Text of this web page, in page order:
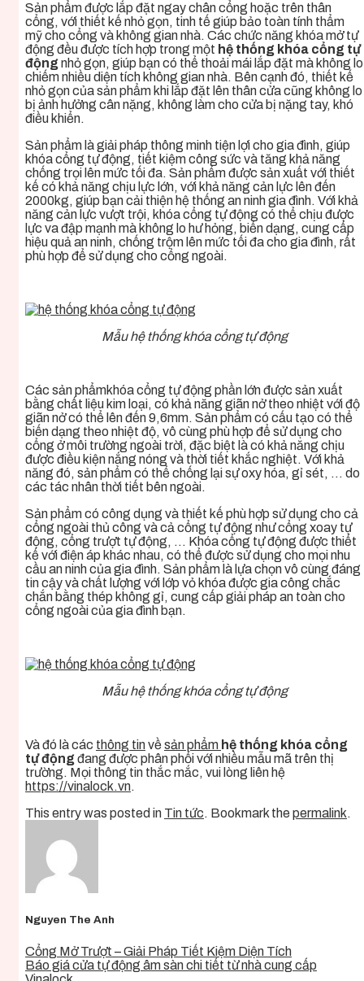
Sản phẩm được lắp đặt ngay chân cổng hoặc trên thân
cổng, với thiết kế nhỏ gọn, tinh tế giúp bảo toàn tính thẩm
mỹ cho cổng và không gian nhà. Các chức năng khóa mở tự
động đều được tích hợp trong một hệ thống khóa cổng tự
động nhỏ gọn, giúp bạn có thể thoải mái lắp đặt mà không lo
chiếm nhiều diện tích không gian nhà. Bên cạnh đó, thiết kế
nhỏ gọn của sản phẩm khi lắp đặt lên thân cửa cũng không lo
bị ảnh hưởng cân nặng, không làm cho cửa bị nặng tay, khó
điều khiển.
Sản phẩm là giải pháp thông minh tiện lợi cho gia đình, giúp
khóa cổng tự động, tiết kiệm công sức và tăng khả năng
chống trọi lên mức tối đa. Sản phẩm được sản xuất với thiết
kế có khả năng chịu lực lớn, với khả năng cản lực lên đến
2000kg, giúp bạn cải thiện hệ thống an ninh gia đình. Với khả
năng cản lực vượt trội, khóa cổng tự động có thể chịu được
lực va đập mạnh mà không lo hư hỏng, biến dạng, cung cấp
hiệu quả an ninh, chống trộm lên mức tối đa cho gia đình, rất
phù hợp để sử dụng cho cổng ngoài.
Mẫu hệ thống khóa cổng tự động
Các sản phẩmkhóa cổng tự động phần lớn được sản xuất
bằng chất liệu kim loại, có khả năng giãn nở theo nhiệt với độ
giãn nở có thể lên đến 9,6mm. Sản phẩm có cấu tạo có thể
biến dạng theo nhiệt độ, vô cùng phù hợp để sử dụng cho
cổng ở môi trường ngoài trời, đặc biệt là có khả năng chịu
được điều kiện nắng nóng và thời tiết khắc nghiệt. Với khả
năng đó, sản phẩm có thể chống lại sự oxy hóa, gỉ sét, … do
các tác nhân thời tiết bên ngoài.
Sản phẩm có công dụng và thiết kế phù hợp sử dụng cho cả
cổng ngoài thủ công và cả cổng tự động như cổng xoay tự
động, cổng trượt tự động, … Khóa cổng tự động được thiết
kế với điện áp khác nhau, có thể được sử dụng cho mọi nhu
cầu an ninh của gia đình. Sản phẩm là lựa chọn vô cùng đáng
tin cậy và chất lượng với lớp vỏ khóa được gia công chắc
chắn bằng thép không gỉ, cung cấp giải pháp an toàn cho
cổng ngoài của gia đình bạn.
Mẫu hệ thống khóa cổng tự động
Và đó là các thông tinvềsản phẩm hệ thống khóa cổng
tự động đang được phân phối với nhiều mẫu mã trên thị
trường. Mọi thông tin thắc mắc, vui lòng liên hệ
https://vinalock.vn.
This entry was posted in Tin tức. Bookmark thepermalink.
Nguyen The Anh
Cổng Mở Trượt – Giải Pháp Tiết Kiệm Diện Tích
Báo giá cửa tự động âm sàn chi tiết từ nhà cung cấp